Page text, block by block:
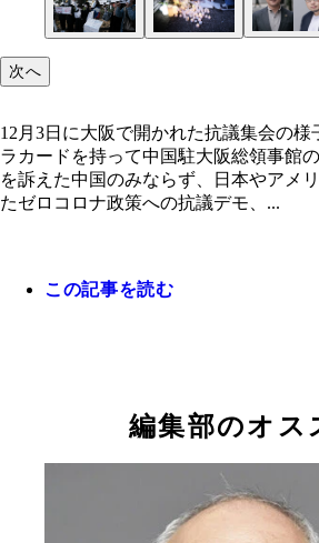
次へ
12月3日に大阪で開かれた抗議集会の
ラカードを持って中国駐大阪総領事館
を訴えた中国のみならず、日本やアメ
たゼロコロナ政策への抗議デモ、...
この記事を読む
編集部のオス